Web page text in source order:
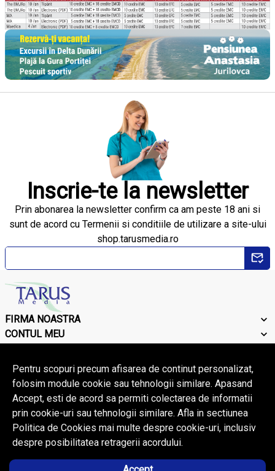
Inscrie-te la newsletter
Prin abonarea la newsletter confirm ca am peste 18 ani si
sunt de acord cu Termenii si conditiile de utilizare a site-ului
shop.tarusmedia.ro
FIRMA NOASTRA
CONTUL MEU
© Copyright 2026 Tarus Media. Toate drepturile rezervate.
Pentru scopuri precum afisarea de continut personalizat,
folosim module cookie sau tehnologii similare. Apasand
Accept, esti de acord sa permiti colectarea de informatii
prin cookie-uri sau tehnologii similare. Afla in sectiunea
Politica de Cookies mai multe despre cookie-uri, inclusiv
despre posibilitatea retragerii acordului.